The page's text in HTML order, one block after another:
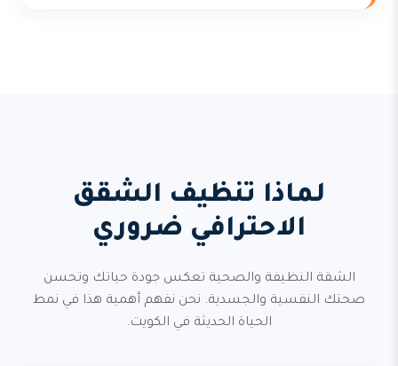
لماذا تنظيف الشقق
الاحترافي ضروري
الشقة النظيفة والصحية تعكس جودة حياتك وتحسن
صحتك النفسية والجسدية. نحن نفهم أهمية هذا في نمط
الحياة الحديثة في الكويت.